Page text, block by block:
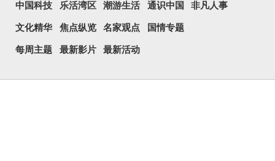
中国科技 乐活湾区 潮游生活 通识中国 非凡人事
文化精华 焦点纵览 名家观点 国情专题
每周主题 最新影片 最新活动